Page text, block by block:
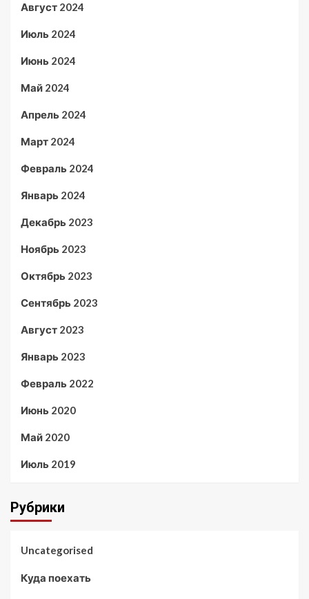
Август 2024
Июль 2024
Июнь 2024
Май 2024
Апрель 2024
Март 2024
Февраль 2024
Январь 2024
Декабрь 2023
Ноябрь 2023
Октябрь 2023
Сентябрь 2023
Август 2023
Январь 2023
Февраль 2022
Июнь 2020
Май 2020
Июль 2019
Рубрики
Uncategorised
Куда поехать